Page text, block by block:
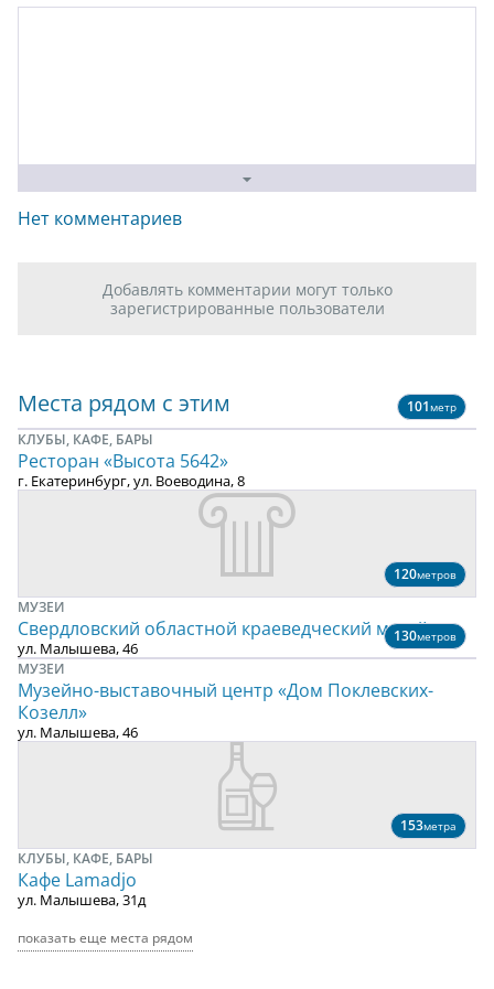
Нет комментариев
Добавлять комментарии могут только
зарегистрированные пользователи
Места рядом с этим 101метр
КЛУБЫ, КАФЕ, БАРЫ
Ресторан «Высота 5642»
г. Екатеринбург, ул. Воеводина, 8
120метров
МУЗЕИ
Свердловский областной краеведческий музей
ул. Малышева, 46
130метров
МУЗЕИ
Музейно-выставочный центр «Дом Поклевских-
Козелл»
ул. Малышева, 46
153метра
КЛУБЫ, КАФЕ, БАРЫ
Кафе Lamadjo
ул. Малышева, 31д
показать еще места рядом